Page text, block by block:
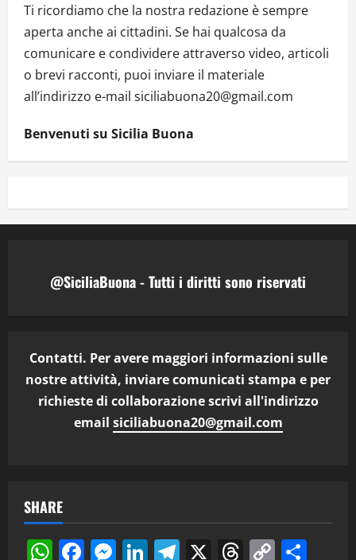
Ti ricordiamo che la nostra redazione è sempre
aperta anche ai cittadini. Se hai qualcosa da
comunicare e condividere attraverso video, articoli
o brevi racconti, puoi inviare il materiale
all’indirizzo e-mail siciliabuona20@gmail.com
Benvenuti su Sicilia Buona
@SiciliaBuona - Tutti i diritti sono riservati
Contatti. Per avere maggiori informazioni sulle
nostre attività, inviare comunicati stampa e per
richieste di collaborazione scrivi all'indirizzo
email siciliabuona20@gmail.com
SHARE
WhatsApp
Facebook
Messenger
LinkedIn
Telegram
X Threads
Copy